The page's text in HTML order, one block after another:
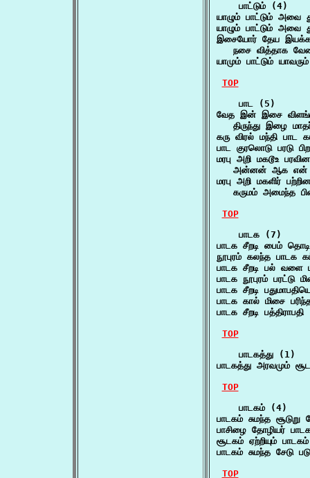
    பாட்டும் (4)
யாழும் பாட்டும்
யாழும் பாட்டும்
இசையோர் தேய
நசை வித்தாக
யாமும் பாட்டும்
TOP
    பாட (5)
வேத இன் இசை
திருந்து இழை
கரு விரல் மந்தி
பாட குரலொடு பரடு
மரபு அறி மகடூஉ
அன்னன் ஆக என்
மரபு அறி மகளிர்
கருமம் அமைந்த
TOP
    பாடக (7)
பாடக சீறடி பைம்
நூபுரம் கலந்த
பாடக சீறடி பல்
பாடக நூபுரம்
பாடக சீறடி
பாடக கால் மிசை
பாடக சீறடி
TOP
    பாடகத்து (1)
பாடகத்து அரவமும்
TOP
    பாடகம் (4)
பாடகம் சுமந்த
பாசிழை தோழியர்
சூடகம் ஏற்றியும்
பாடகம் சுமந்த சேடு
TOP